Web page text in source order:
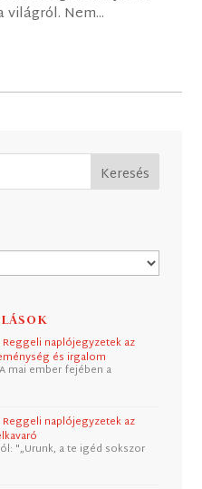
Nem...
Reggeli naplójegyzetek az
és irgalom
mai ember fejében a
Reggeli naplójegyzetek az
"„Urunk, a te igéd sokszor